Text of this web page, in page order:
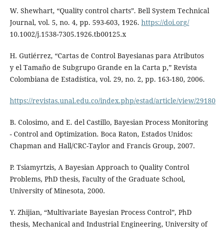
W. Shewhart, “Quality control charts”. Bell System Technical
Journal, vol. 5, no. 4, pp. 593-603, 1926. https://doi.org/
10.1002/j.1538-7305.1926.tb00125.x
H. Gutiérrez, “Cartas de Control Bayesianas para Atributos
y el Tamaño de Subgrupo Grande en la Carta p,” Revista
Colombiana de Estadística, vol. 29, no. 2, pp. 163-180, 2006.
https://revistas.unal.edu.co/index.php/estad/article/view/29180
B. Colosimo, and E. del Castillo, Bayesian Process Monitoring
- Control and Optimization. Boca Raton, Estados Unidos:
Chapman and Hall/CRC-Taylor and Francis Group, 2007.
P. Tsiamyrtzis, A Bayesian Approach to Quality Control
Problems, PhD thesis, Faculty of the Graduate School,
University of Minesota, 2000.
Y. Zhijian, “Multivariate Bayesian Process Control”, PhD
thesis, Mechanical and Industrial Engineering, University of